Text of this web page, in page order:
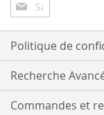
à
notre
lettre
d’information
:
Politique de
Recherche
Commandes et